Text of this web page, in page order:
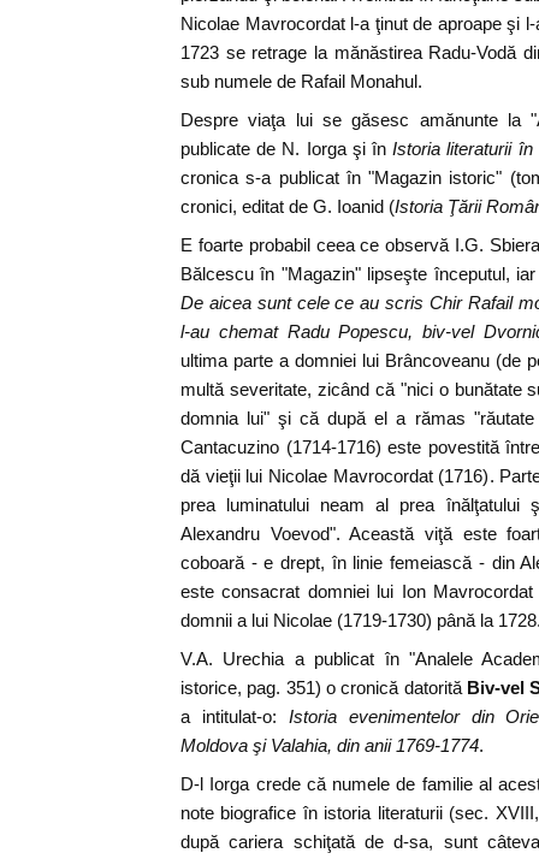
Nicolae Mavrocordat l-a ţinut de aproape şi
1723 se retrage la mănăstirea Radu-Vodă
sub numele de Rafail Monahul.
Despre viaţa lui se găsesc amănunte la
publicate de N. Iorga şi înIstoria literaturii
cronica s-a publicat în "Magazin istoric"
cronici, editat de G. Ioanid (Istoria Ţării
E foarte probabil ceea ce observă I.G.
Bălcescu în "Magazin" lipseşte începutul,
De aicea sunt cele ce au scris Chir Rafail
l-au chemat Radu Popescu, biv-vel
ultima parte a domniei lui Brâncoveanu (de
multă severitate, zicând că "nici o bunătate
domnia lui" şi că după el a rămas
Cantacuzino (1714-1716) este povestită
dă vieţii lui Nicolae Mavrocordat (1716).
prea luminatului neam al prea înălţatului
Alexandru Voevod". Această viţă este
coboară - e drept, în linie femeiască - din
este consacrat domniei lui Ion
domnii a lui Nicolae (1719-1730) până la
V.A. Urechia a publicat în "Analele
istorice, pag. 351) o cronică datorită Biv-vel
a intitulat-o: Istoria evenimentelor din
Moldova şi Valahia, din anii 1769-1774.
D-l Iorga crede că numele de familie al
note biografice în istoria literaturii (sec.
după cariera schiţată de d-sa, sunt